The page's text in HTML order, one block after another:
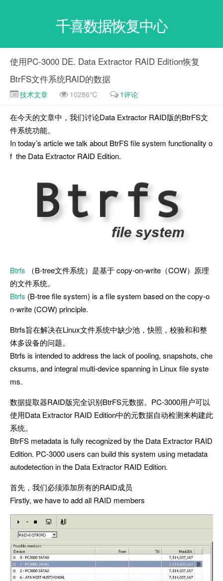
千喜数据恢复中心
使用PC-3000 DE. Data Extractor RAID Edition恢复
BtrFS文件系统RAID的数据
技术文章 10286℃ 1评论
在今天的文章中，我们讨论Data Extractor RAID版的BtrFS文
件系统功能。
In today’s article we talk about BtrFS file system functionality o
f the Data Extractor RAID Edition.
Btrfs （B-tree文件系统）是基于 copy-on-write（COW）原理
的文件系统。
Btrfs (B-tree file system) is a file system based on the copy-o
n-write (COW) principle.
Btrfs旨在解决在Linux文件系统中缺少池，快照，校验和和整
体多设备的问题。
Btrfs is intended to address the lack of pooling, snapshots, che
cksums, and integral multi-device spanning in Linux file syste
ms.
数据提取器RAID版完全识别BtrFS元数据。PC-3000用户可以
使用Data Extractor RAID Edition中的元数据自动检测来构建此
系统。
BtrFS metadata is fully recognized by the Data Extractor RAID
Edition. PC-3000 users can build this system using metadata
autodetection in the Data Extractor RAID Edition.
首先，我们必须添加所有的RAID成员
Firstly, we have to add all RAID members